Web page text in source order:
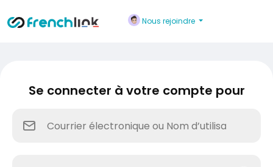
Nous rejoindre
Se connecter à votre compte pour